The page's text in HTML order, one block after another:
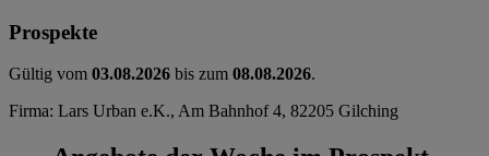
Prospekte
Gültig vom 03.08.2026 bis zum 08.08.2026.
Firma: Lars Urban e.K., Am Bahnhof 4, 82205 Gilching